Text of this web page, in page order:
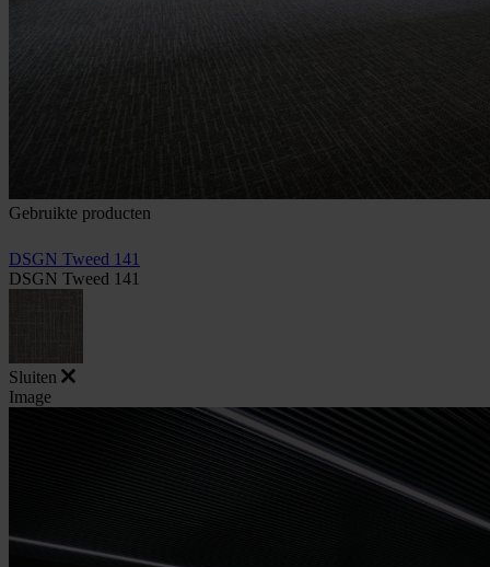
Gebruikte producten
DSGN Tweed 141
DSGN Tweed 141
Sluiten
Image